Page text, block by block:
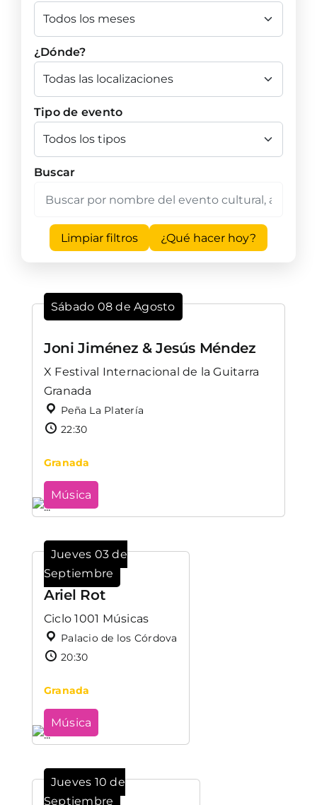
¿Dónde?
Tipo de evento
Buscar
Limpiar filtros ¿Qué hacer hoy?
Sábado 08 de Agosto
Joni Jiménez & Jesús Méndez
X Festival Internacional de la Guitarra
Granada
Peña La Platería
22:30
Granada
Música
Jueves 03 de
Septiembre
Ariel Rot
Ciclo 1001 Músicas
Palacio de los Córdova
20:30
Granada
Música
Jueves 10 de
Septiembre